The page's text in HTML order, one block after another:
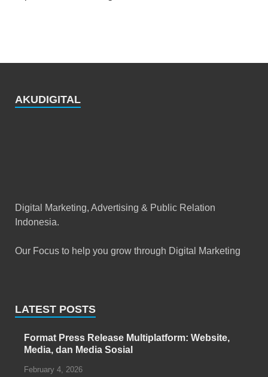
AKUDIGITAL
Digital Marketing, Advertising & Public Relation
Indonesia.
Our Focus to help you grow through Digital Marketing
LATEST POSTS
Format Press Release Multiplatform: Website,
Media, dan Media Sosial
February 4, 2026